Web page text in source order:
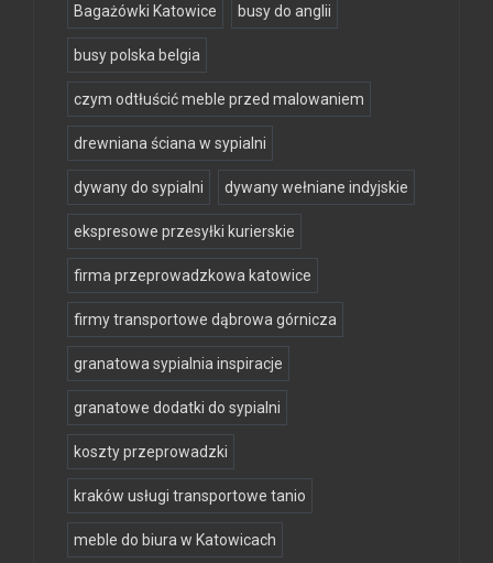
Bagażówki Katowice busy do anglii
busy polska belgia
czym odtłuścić meble przed malowaniem
drewniana ściana w sypialni
dywany do sypialni dywany wełniane indyjskie
ekspresowe przesyłki kurierskie
firma przeprowadzkowa katowice
firmy transportowe dąbrowa górnicza
granatowa sypialnia inspiracje
granatowe dodatki do sypialni
koszty przeprowadzki
kraków usługi transportowe tanio
meble do biura w Katowicach